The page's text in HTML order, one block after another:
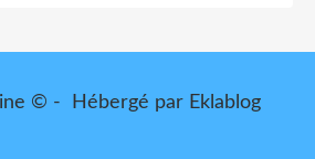
© - Hébergé par Eklablog